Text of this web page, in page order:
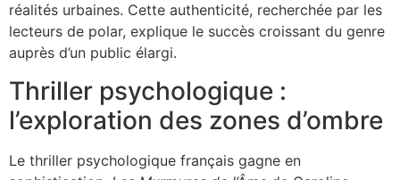
réalités urbaines. Cette authenticité, recherchée par les
lecteurs de polar, explique le succès croissant du genre
auprès d’un public élargi.
Thriller psychologique :
l’exploration des zones d’ombre
Le thriller psychologique français gagne en